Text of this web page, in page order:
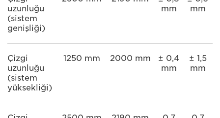
uzunluğu
(sistem
genişliği)
mm
mm
Çizgi
uzunluğu
(sistem
yüksekliği)
1250 mm 2000 mm
± 0,4
mm
± 1,5
mm